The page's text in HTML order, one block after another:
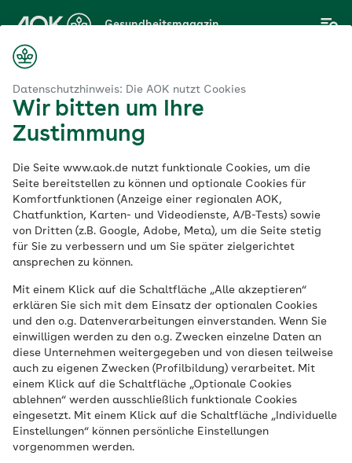
Datenschutzhinweis: Die AOK nutzt Cookies
Wir bitten um Ihre
Zustimmung
Die Seite www.aok.de nutzt funktionale Cookies, um die
Seite bereitstellen zu können und optionale Cookies für
Komfortfunktionen (Anzeige einer regionalen AOK,
Chatfunktion, Karten- und Videodienste, A/B-Tests) sowie
von Dritten (z.B. Google, Adobe, Meta), um die Seite stetig
für Sie zu verbessern und um Sie später zielgerichtet
ansprechen zu können.
Mit einem Klick auf die Schaltfläche „Alle akzeptieren“
erklären Sie sich mit dem Einsatz der optionalen Cookies
und den o.g. Datenverarbeitungen einverstanden. Wenn Sie
einwilligen werden zu den o.g. Zwecken einzelne Daten an
diese Unternehmen weitergegeben und von diesen teilweise
auch zu eigenen Zwecken (Profilbildung) verarbeitet. Mit
einem Klick auf die Schaltfläche „Optionale Cookies
ablehnen“ werden ausschließlich funktionale Cookies
eingesetzt. Mit einem Klick auf die Schaltfläche „Individuelle
Einstellungen“ können persönliche Einstellungen
vorgenommen werden.
Hauptinhalt
springen
Gesundheitsmagazin
Jähzorn – wie kann
ich mit meiner Wut
umgehen?
Veröffentlicht am:
16.12.2024 10 Minuten Lesedauer von Volker Zapf
Es gibt „normale“ und nachvollziehbare
Wut – auf Menschen oder bestimmte
Situationen. Und es gibt unkontrollierte
Wutanfälle. Im Deutschen sprechen wir
auch von Jähzorn. Wo diese heftige Wut